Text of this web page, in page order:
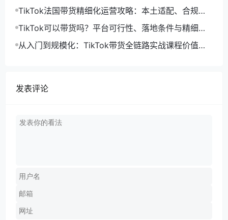
营落地解析
TikTok法国带货精细化运营攻略：本土适配、合规落
地与长效起量打法
TikTok可以带货吗？平台可行性、落地条件与精细化
运营解法
从入门到规模化：TikTok带货全链路实战课程价值与
发表评论